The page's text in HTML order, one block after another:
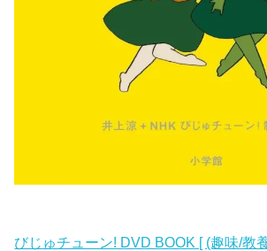
びじゅチューン! DVD BOOK [ (趣味/教